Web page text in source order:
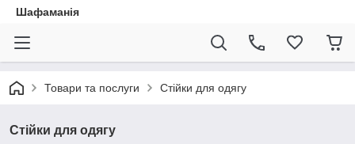
Шафаманія
Товари та послуги Стійки для одягу
Стійки для одягу